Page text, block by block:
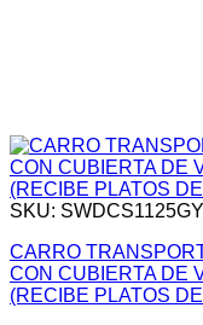
SKU: SWDCS1125GY
CARRO
CON CUBIERTA DE
(RECIBE PLATOS